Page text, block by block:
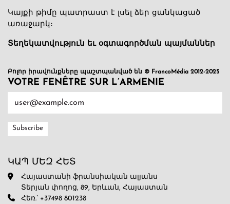
Կայքի թիմը պատրաստ է լսել ձեր ցանկացած
առաջարկ։
Տեղեկատվություն եւ օգտագործման պայմաններ
Բոլոր իրավունքները պաշտպանված են © FrancoMédia 2012-2025
VOTRE FENÊTRE SUR L’ARMENIE
ԿԱՊ ՄԵԶ ՀԵՏ
Հայաստանի ֆրանսիական ալյանս
Տերյան փողոց, 89, Երևան, Հայաստան
Հեռ.՝ +37498 801238